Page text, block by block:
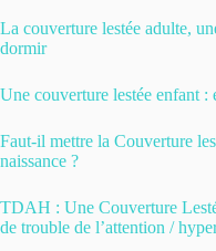
La couverture lestée adulte,
dormir
Une couverture lestée enfant
Faut-il mettre la Couverture
naissance ?
TDAH : Une Couverture
de trouble de l’attention /